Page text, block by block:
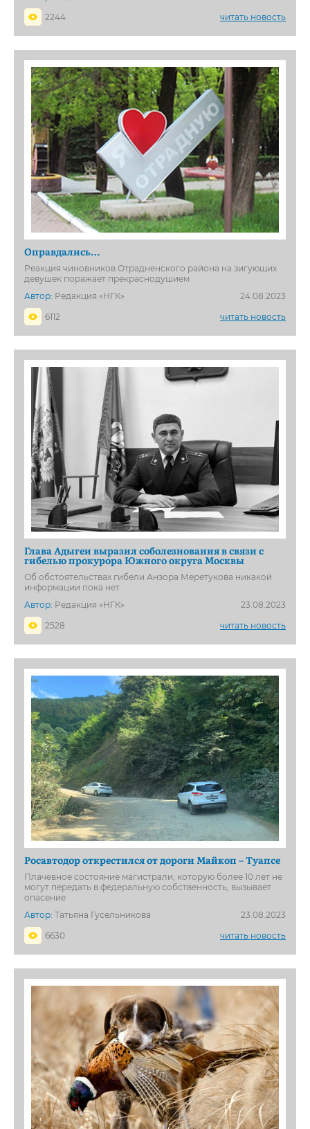
2244
читать новость
Оправдались…
Реакция чиновников Отрадненского района на зигующих
девушек поражает прекраснодушием
Автор: Редакция «НГК»
24.08.2023
6112
читать новость
Глава Адыгеи выразил соболезнования в связи с
гибелью прокурора Южного округа Москвы
Об обстоятельствах гибели Анзора Меретукова никакой
информации пока нет
Автор: Редакция «НГК»
23.08.2023
2528
читать новость
Росавтодор открестился от дороги Майкоп – Туапсе
Плачевное состояние магистрали, которую более 10 лет не
могут передать в федеральную собственность, вызывает
опасение
Автор: Татьяна Гусельникова
23.08.2023
6630
читать новость